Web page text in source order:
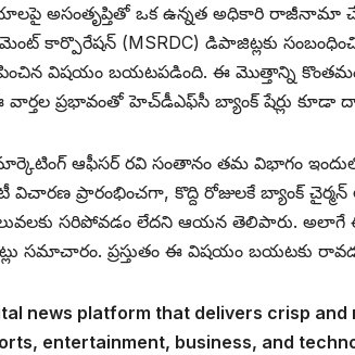
అసంతృప్తితో ఒక ఉన్నత అధికారి రాజీనామా
కార్పొరేషన్ (MSRDC) డిపాజిట్లకు
విషయం బయటపడింది. ఈ మొత్తాన్ని కొంతమంది
ప్రభావంతో హెచ్‌డీఎఫ్‌సీ బ్యాంక్ షేర్లు
ఆఫీసర్ రవి సంతానం తమ విభాగం
విచారణ ప్రారంభించగా, కొద్ది రోజులకే బ్యాంక్
సరిపోవడం లేదని ఆయన తెలిపారు. అలాగే
సమాచారం. ప్రస్తుతం ఈ విషయం బయటకు
news platform that delivers crisp
entertainment, business, and